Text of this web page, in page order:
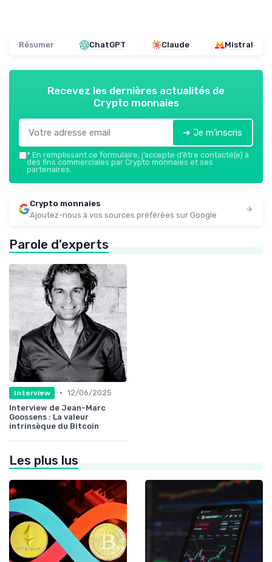
Résumer ChatGPT Claude Mistral
Recevez les dernières actualités de
Crypto monnaies
➔ Je m'inscris
* En remplissant ce formulaire, j’accepte d’être contacté(e) à
des fins commerciales par Crypto monnaies et ses
partenaires.
Crypto monnaies
Ajoutez-nous à vos sources préférées sur Google
Parole d'experts
Interview • 12/06/2025
Interview de Jean-Marc
Goossens : La valeur
intrinsèque du Bitcoin
Les plus lus